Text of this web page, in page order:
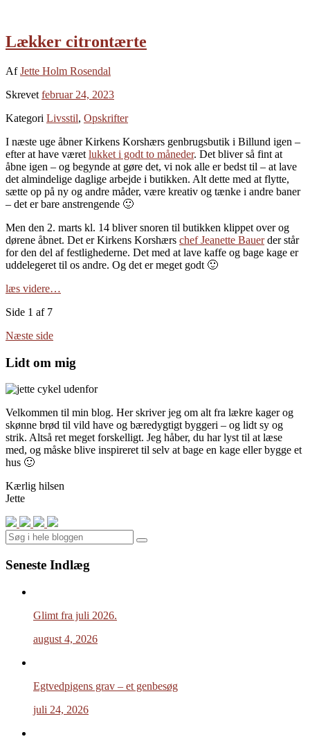
Lækker citrontærte
AfJette Holm Rosendal
Skrevet februar 24, 2023
Kategori Livsstil, Opskrifter
I næste uge åbner Kirkens Korshærs genbrugsbutik i Billund igen –
efter at have været lukket i godt to måneder. Det bliver så fint at
åbne igen – og begynde at gøre det, vi nok alle er bedst til – at lave
det almindelige daglige arbejde i butikken. Alt dette med at flytte,
sætte op på ny og andre måder, være kreativ og tænke i andre baner
– det er bare anstrengende 🙂
Men den 2. marts kl. 14 bliver snoren til butikken klippet over og
dørene åbnet. Det er Kirkens Korshærs chef Jeanette Bauerder står
for den del af festlighederne. Det med at lave kaffe og bage kage er
uddelegeret til os andre. Og det er meget godt 🙂
læs videre…
Side 1 af 7
Næste side
Lidt om mig
Velkommen til min blog. Her skriver jeg om alt fra lækre kager og
skønne brød til vild have og bæredygtigt byggeri – og lidt sy og
strik. Altså ret meget forskelligt. Jeg håber, du har lyst til at læse
med, og måske blive inspireret til selv at bage en kage eller bygge et
hus 🙂
Kærlig hilsen
Jette
Search
Seneste Indlæg
Glimt fra juli 2026.
august 4, 2026
Egtvedpigens grav – et genbesøg
juli 24, 2026